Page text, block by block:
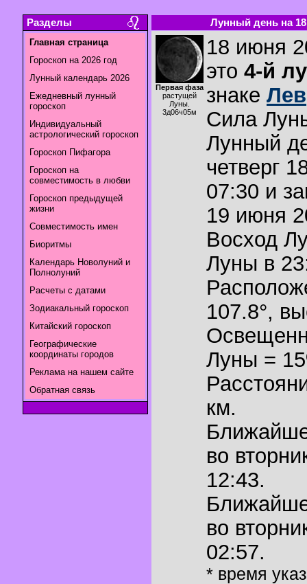
Разделы
Главная страница
Гороскоп на 2026 год
Лунный календарь 2026
Ежедневный лунный
гороскоп
Индивидуальный
астрологический гороскоп
Гороскоп Пифагора
Гороскоп на
совместимость в любви
Гороскоп предыдущей
жизни
Совместимость имен
Биоритмы
Календарь Новолуний и
Полнолуний
Расчеты с датами
Зодиакальный гороскоп
Китайский гороскоп
Географические
координаты городов
Реклама на нашем сайте
Обратная связь
Лунный день на
Первая фаза
растущей
Луны.
3д06ч05м
18 июня
это 4-й
знаке Лев
Сила
Лунный
четверг
07:30 и
19 июня
Восход
Луны в
107.8°,
Луны =
км.
во
12:43.
во
02:57.
* время